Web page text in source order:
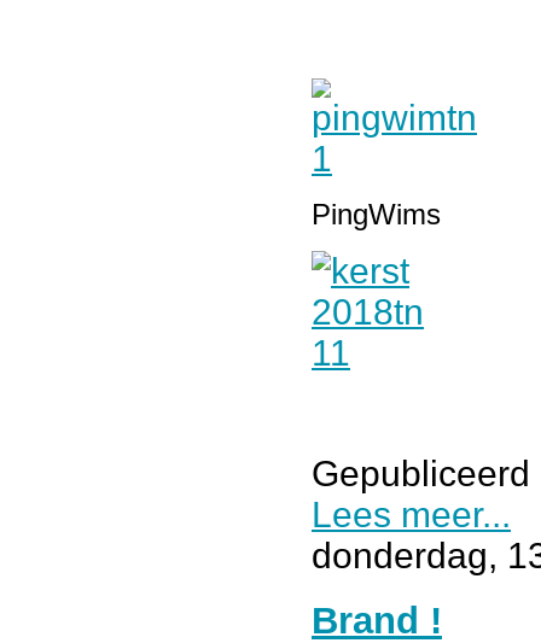
PingWims
Gepubliceerd
Lees meer...
donderdag,
Brand !